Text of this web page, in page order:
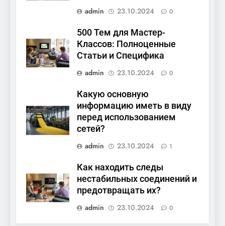
admin
23.10.2024 0
500 Тем для Мастер-
Классов: Полноценные
Статьи и Специфика
admin
23.10.2024 0
Какую основную
информацию иметь в виду
перед использованием
сетей?
admin
23.10.2024 1
Как находить следы
нестабильных соединений и
предотвращать их?
admin
23.10.2024 0